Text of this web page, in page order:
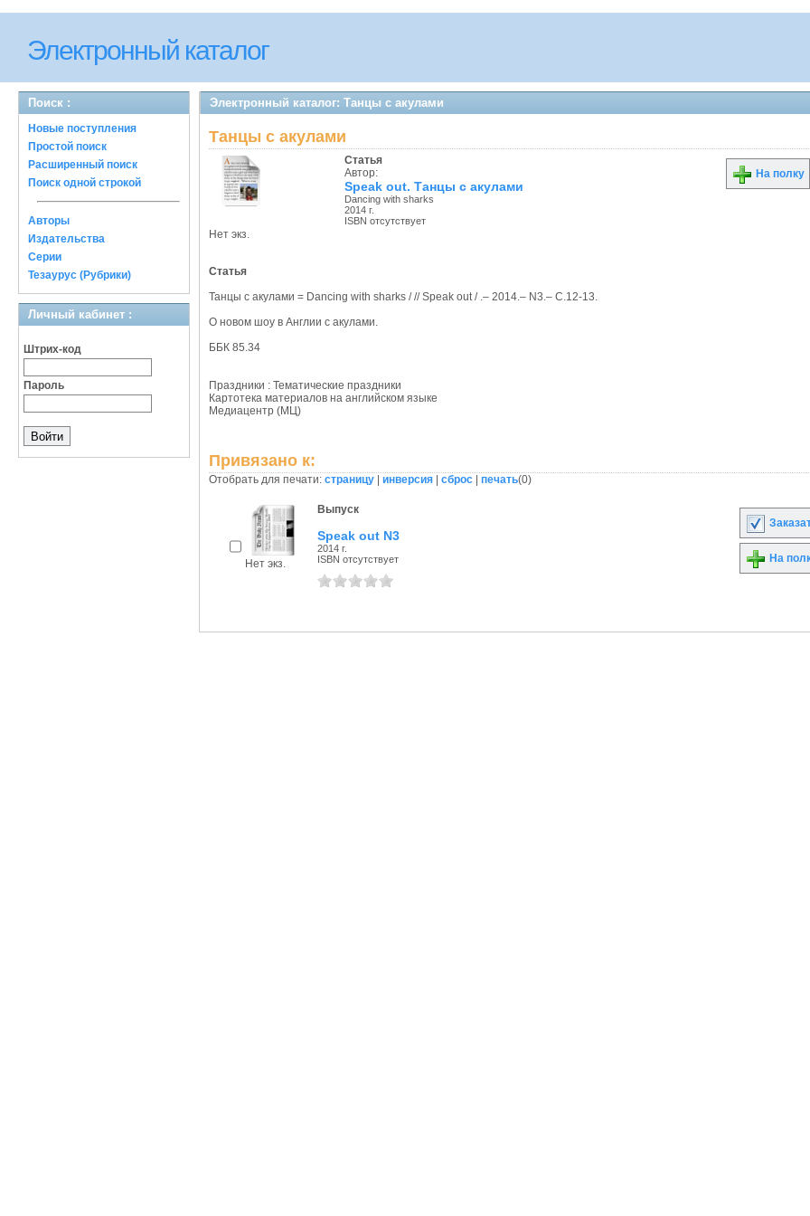
Электронный каталог
Поиск :
Новые поступления
Простой поиск
Расширенный поиск
Поиск одной строкой
Авторы
Издательства
Серии
Тезаурус (Рубрики)
Личный кабинет :
Штрих-код
Пароль
Электронный каталог: Танцы с акулами
Танцы с акулами
Нет экз.
Статья
Автор:
Speak out. Танцы с акулами
Dancing with sharks
2014 г.
ISBN отсутствует
На полку
Статья
Танцы с акулами = Dancing with sharks /// Speak out / .– 2014.– N3.– С.12-13.
О новом шоу в Англии с акулами.
ББК 85.34
Праздники : Тематические праздники
Картотека материалов на английском языке
Медиацентр (МЦ)
Привязано к:
Отобрать для печати: страницу инверсия сброс печать(0)
Нет экз.
Выпуск
Speak out N3
2014 г.
ISBN отсутствует
На